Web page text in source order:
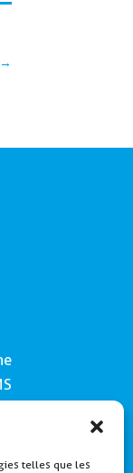
telles que les